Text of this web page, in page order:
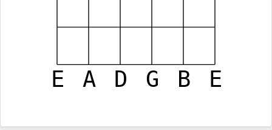
E A D G B E